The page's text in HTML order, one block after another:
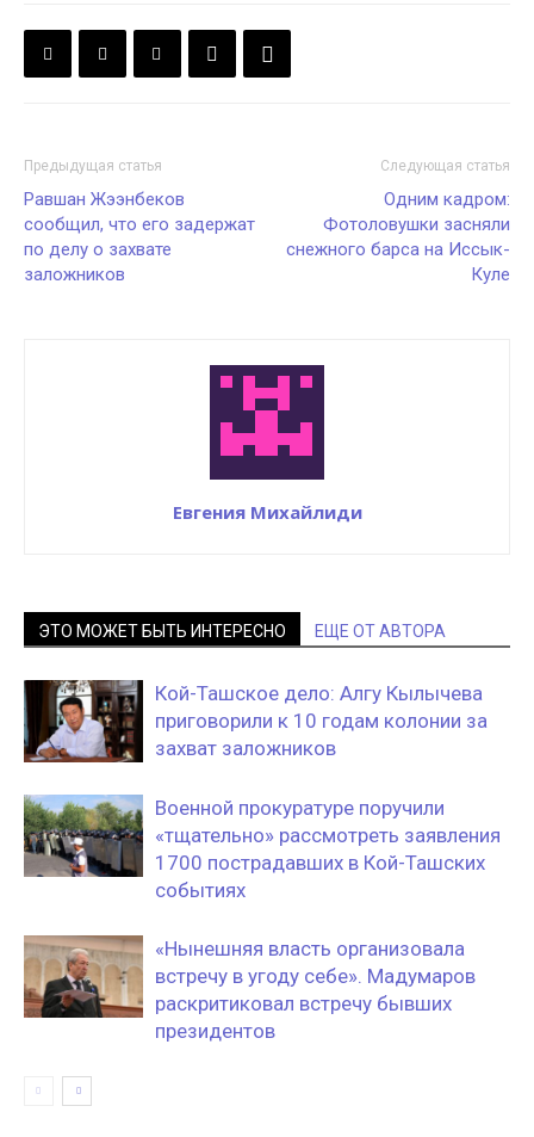
Предыдущая статья
Равшан Жээнбеков
сообщил, что его задержат
по делу о захвате
заложников
Следующая статья
Одним кадром:
Фотоловушки засняли
снежного барса на Иссык-
Куле
Евгения Михайлиди
ЭТО МОЖЕТ БЫТЬ ИНТЕРЕСНО ЕЩЕ ОТ АВТОРА
Кой-Ташское дело: Алгу Кылычева
приговорили к 10 годам колонии за
захват заложников
Военной прокуратуре поручили
«тщательно» рассмотреть заявления
1700 пострадавших в Кой-Ташских
событиях
«Нынешняя власть организовала
встречу в угоду себе». Мадумаров
раскритиковал встречу бывших
президентов